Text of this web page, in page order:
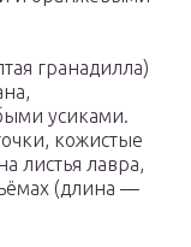
гранадилла)
усиками.
кожистые
листья лавра,
(длина —